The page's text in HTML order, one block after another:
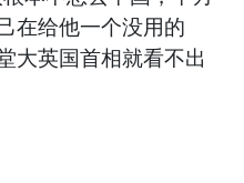
在给他一个没用的
大英国首相就看不出